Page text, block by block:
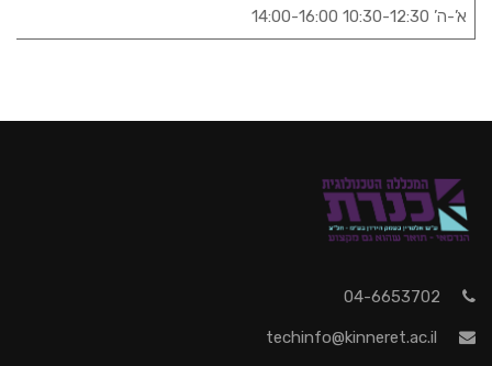
א’-ה’ 10:30-12:30 14:00-16:00
04-6653702
techinfo@kinneret.ac.il